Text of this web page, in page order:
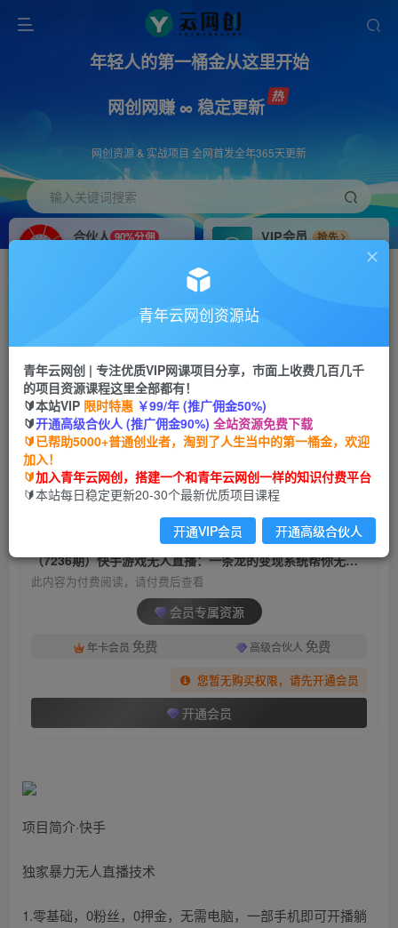
年轻人的第一桶金从这里开始
网创网赚 ∞ 稳定更新
网创资源 & 实战项目 全网首发全年365天更新
输入关键词搜索
合伙人 90%分佣
VIP会员
抢先
搭建同款网站，自己当老板
首页 创业课程 会员专属 正文
（7236期）快手游戏无人直播：一条龙的变现系
统帮你无忧躺赚 单价15元，一周赚了34万
青年云网创
2年前发布
关注 私信
（7236期）快手游戏无人直播：一条龙的变现系统帮你无忧躺赚 单价15元，一周赚了34万
此内容为付费阅读，请付费后查看
会员专属资源
年卡会员 免费 高级合伙人 免费
您暂无购买权限，请先开通会员
开通会员
项目简介·快手
独家暴力无人直播技术
1.零基础，0粉丝，0押金，无需电脑，一部手机即可开播躺
青年云网创资源站
青年云网创 | 专注优质VIP网课项目分享，市面上收费几百几千
的项目资源课程这里全部都有！
🔰本站VIP 限时特惠 ￥99/年 (推广佣金50%)
🔰开通高级合伙人 (推广佣金90%) 全站资源免费下载
🔰已帮助5000+普通创业者，淘到了人生当中的第一桶金，欢迎
加入！
🔰加入青年云网创，搭建一个和青年云网创一样的知识付费平台
🔰本站每日稳定更新20-30个最新优质项目课程
开通VIP会员 开通高级合伙人